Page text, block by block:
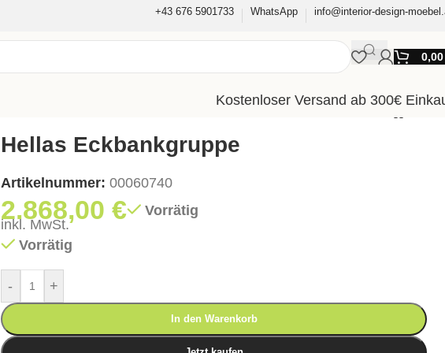
+43 676 5901733 WhatsApp info@interior-design-
Kostenloser Versand ab 300€
Hellas Eckbankgruppe
Artikelnummer: 00060740
2.868,00 €
Vorrätig
inkl. MwSt.
Vorrätig
- +
In den Warenkorb